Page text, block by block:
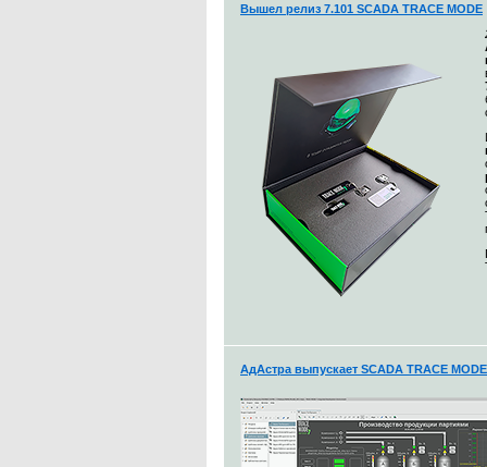
Вышел релиз 7.101 SCADA TRACE MODE
АдАстра выпускает SCADA TRACE